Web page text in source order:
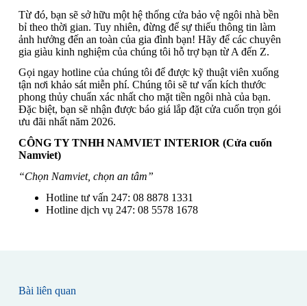
Từ đó, bạn sẽ sở hữu một hệ thống cửa bảo vệ ngôi nhà bền
bỉ theo thời gian. Tuy nhiên, đừng để sự thiếu thông tin làm
ảnh hưởng đến an toàn của gia đình bạn! Hãy để các chuyên
gia giàu kinh nghiệm của chúng tôi hỗ trợ bạn từ A đến Z.
Gọi ngay hotline của chúng tôi để được kỹ thuật viên xuống
tận nơi khảo sát miễn phí. Chúng tôi sẽ tư vấn kích thước
phong thủy chuẩn xác nhất cho mặt tiền ngôi nhà của bạn.
Đặc biệt, bạn sẽ nhận được báo giá lắp đặt cửa cuốn trọn gói
ưu đãi nhất năm 2026.
CÔNG TY TNHH NAMVIET INTERIOR (Cửa cuốn
Namviet)
“Chọn Namviet, chọn an tâm”
Hotline tư vấn 247: 08 8878 1331
Hotline dịch vụ 247: 08 5578 1678
Bài liên quan